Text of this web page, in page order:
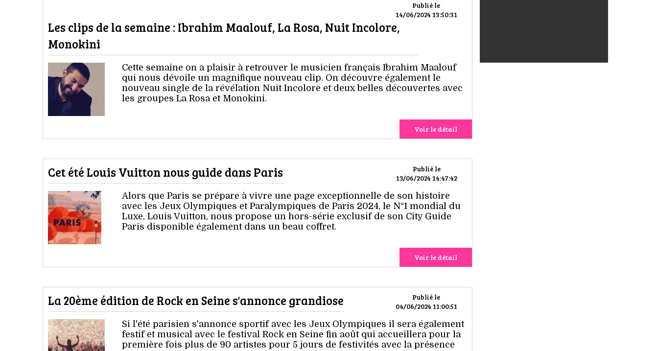
Publié le
14/06/2024 13:50:31
Les clips de la semaine : Ibrahim Maalouf, La Rosa, Nuit Incolore,
Monokini
Cette semaine on a plaisir à retrouver le musicien français Ibrahim Maalouf
qui nous dévoile un magnifique nouveau clip. On découvre également le
nouveau single de la révélation Nuit Incolore et deux belles découvertes avec
les groupes La Rosa et Monokini.
Voir le détail
Publié le
13/06/2024 14:47:42
Cet été Louis Vuitton nous guide dans Paris
Alors que Paris se prépare à vivre une page exceptionnelle de son histoire
avec les Jeux Olympiques et Paralympiques de Paris 2024, le N°1 mondial du
Luxe, Louis Vuitton, nous propose un hors-série exclusif de son City Guide
Paris disponible également dans un beau coffret.
Voir le détail
Publié le
04/06/2024 11:00:51
La 20ème édition de Rock en Seine s'annonce grandiose
Si l'été parisien s'annonce sportif avec les Jeux Olympiques il sera également
festif et musical avec le festival Rock en Seine fin août qui accueillera pour la
première fois plus de 90 artistes pour 5 jours de festivités avec la présence